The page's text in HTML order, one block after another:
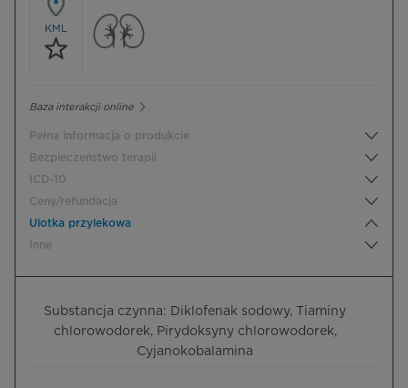
KML
Baza interakcji online
Pełna informacja o produkcie
Bezpieczeństwo terapii
ICD-10
Ceny/refundacja
Ulotka przylekowa
Inne
Substancja czynna: Diklofenak sodowy, Tiaminy
chlorowodorek, Pirydoksyny chlorowodorek,
Cyjanokobalamina